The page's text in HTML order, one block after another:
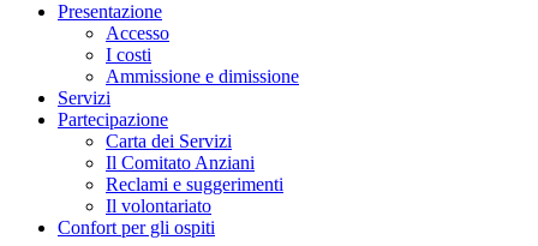
Presentazione
Accesso
I costi
Ammissione e dimissione
Servizi
Partecipazione
Carta dei Servizi
Il Comitato Anziani
Reclami e suggerimenti
Il volontariato
Confort per gli ospiti